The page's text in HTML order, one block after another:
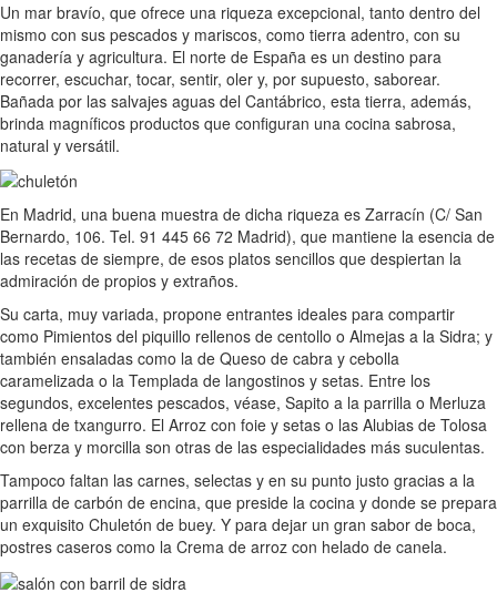
Un mar bravío, que ofrece una riqueza excepcional, tanto dentro del
mismo con sus pescados y mariscos, como tierra adentro, con su
ganadería y agricultura. El norte de España es un destino para
recorrer, escuchar, tocar, sentir, oler y, por supuesto, saborear.
Bañada por las salvajes aguas del Cantábrico, esta tierra, además,
brinda magníficos productos que configuran una cocina sabrosa,
natural y versátil.
En Madrid, una buena muestra de dicha riqueza es Zarracín (C/ San
Bernardo, 106. Tel. 91 445 66 72 Madrid), que mantiene la esencia de
las recetas de siempre, de esos platos sencillos que despiertan la
admiración de propios y extraños.
Su carta, muy variada, propone entrantes ideales para compartir
como Pimientos del piquillo rellenos de centollo o Almejas a la Sidra; y
también ensaladas como la de Queso de cabra y cebolla
caramelizada o la Templada de langostinos y setas. Entre los
segundos, excelentes pescados, véase, Sapito a la parrilla o Merluza
rellena de txangurro. El Arroz con foie y setas o las Alubias de Tolosa
con berza y morcilla son otras de las especialidades más suculentas.
Tampoco faltan las carnes, selectas y en su punto justo gracias a la
parrilla de carbón de encina, que preside la cocina y donde se prepara
un exquisito Chuletón de buey. Y para dejar un gran sabor de boca,
postres caseros como la Crema de arroz con helado de canela.